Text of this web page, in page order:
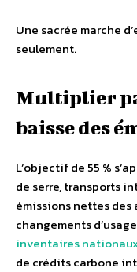
Une sacrée marche
seulement.
Multiplier
baisse des
L’objectif de 55 %
de serre, transports
émissions nettes des
changements
inventaires
de crédits carbone